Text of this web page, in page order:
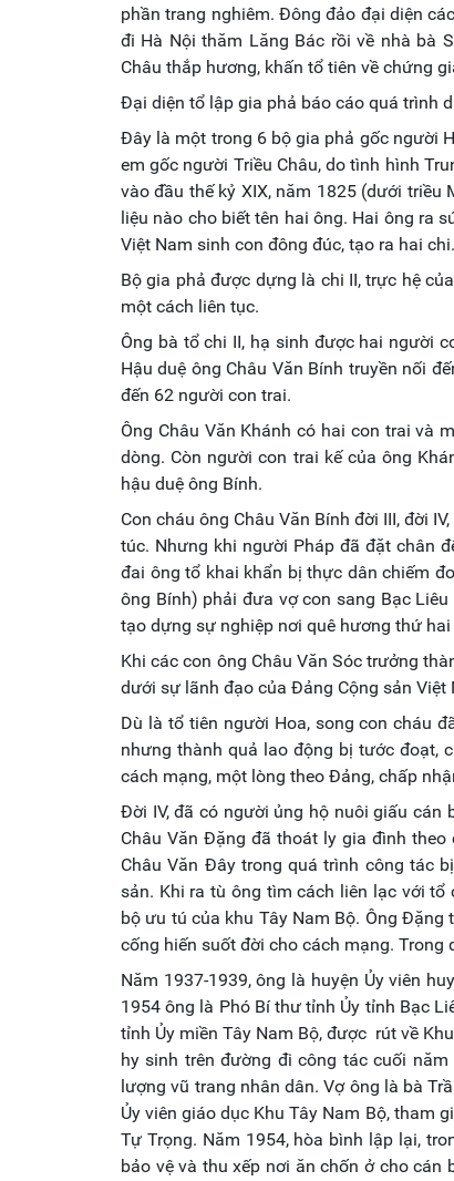
phần trang nghiêm. Đông đảo đại diện
đi Hà Nội thăm Lăng Bác rồi về nhà bà
Châu thắp hương, khấn tổ tiên về chứng
Đại diện tổ lập gia phả báo cáo quá trình
Đây là một trong 6 bộ gia phả gốc người
em gốc người Triều Châu, do tình hình
vào đầu thế kỷ XIX, năm 1825 (dưới
liệu nào cho biết tên hai ông. Hai ông ra
Việt Nam sinh con đông đúc, tạo ra hai chi.
Bộ gia phả được dựng là chi II, trực hệ
một cách liên tục.
Ông bà tổ chi II, hạ sinh được hai người
Hậu duệ ông Châu Văn Bính truyền nối
đến 62 người con trai.
Ông Châu Văn Khánh có hai con trai và
dòng. Còn người con trai kế của ông
hậu duệ ông Bính.
Con cháu ông Châu Văn Bính đời III, đời
túc. Nhưng khi người Pháp đã đặt chân
đai ông tổ khai khẩn bị thực dân chiếm
ông Bính) phải đưa vợ con sang Bạc
tạo dựng sự nghiệp nơi quê hương thứ
Khi các con ông Châu Văn Sóc trưởng
dưới sự lãnh đạo của Đảng Cộng sản Việt
Dù là tổ tiên người Hoa, song con cháu
nhưng thành quả lao động bị tước đoạt,
cách mạng, một lòng theo Đảng, chấp
Đời IV, đã có người ủng hộ nuôi giấu cán
Châu Văn Đặng đã thoát ly gia đình
Châu Văn Đây trong quá trình công tác
sản. Khi ra tù ông tìm cách liên lạc với
bộ ưu tú của khu Tây Nam Bộ. Ông
cống hiến suốt đời cho cách mạng.
Năm 1937-1939, ông là huyện Ủy viên
1954 ông là Phó Bí thư tỉnh Ủy tỉnh Bạc
tỉnh Ủy miền Tây Nam Bộ, được rút về
hy sinh trên đường đi công tác cuối
lượng vũ trang nhân dân. Vợ ông là bà
Ủy viên giáo dục Khu Tây Nam Bộ, tham
Tự Trọng. Năm 1954, hòa bình lập lại,
bảo vệ và thu xếp nơi ăn chốn ở cho